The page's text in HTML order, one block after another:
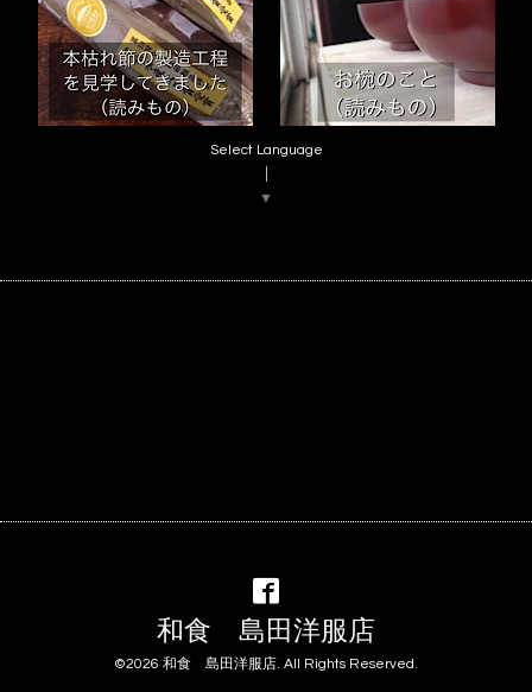
Select Language
▼
和食 島田洋服店
©2026 和食 島田洋服店. All Rights Reserved.